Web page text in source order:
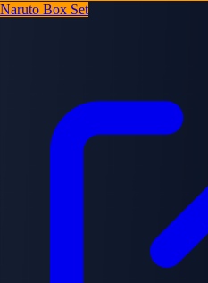
Naruto Box Set